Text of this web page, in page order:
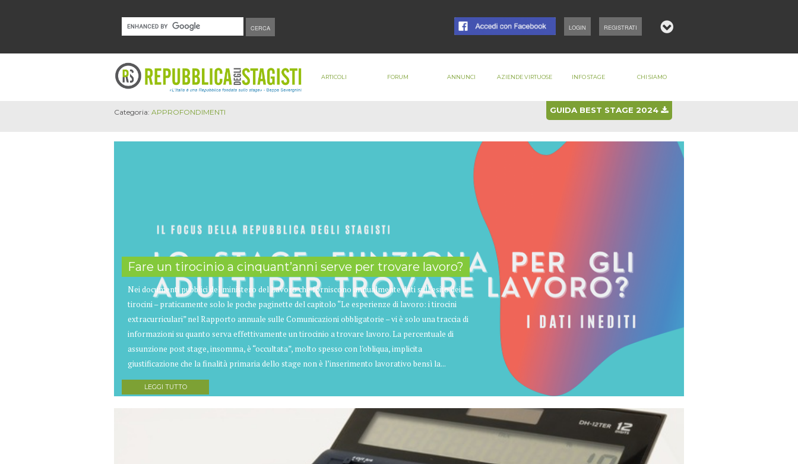
REGISTRATI
LOGIN
GUIDA BEST STAGE 2024
ARTICOLI FORUM ANNUNCI AZIENDE VIRTUOSE INFO STAGE CHI SIAMO
Categoria: APPROFONDIMENTI
Fare un tirocinio a cinquant’anni serve per trovare lavoro?
Nei documenti pubblici del ministero del Lavoro che forniscono annualmente dati sull’esito dei
tirocini – praticamente solo le poche paginette del capitolo “Le esperienze di lavoro: i tirocini
extracurriculari” nel Rapporto annuale sulle Comunicazioni obbligatorie – vi è solo una traccia di
informazioni su quanto serva effettivamente un tirocinio a trovare lavoro. La percentuale di
assunzione post stage, insomma, è “occultata”, molto spesso con l'obliqua, implicita
giustificazione che la finalità primaria dello stage non è l’inserimento lavorativo bensì la...
LEGGI TUTTO